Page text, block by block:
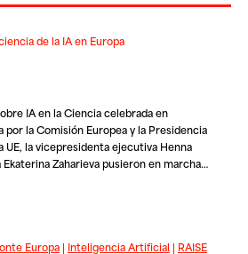
de la IA en Europa
IA en la Ciencia celebrada en
por la Comisión Europea y la Presidencia
UE, la vicepresidenta ejecutiva Henna
Zaharieva pusieron en marcha…
Europa| Inteligencia Artificial | RAISE